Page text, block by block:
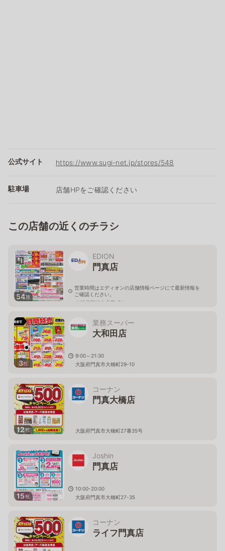
公式サイト https://www.sugi-net.jp/stores/548
駐車場 店舗HPをご確認ください
この店舗の近くのチラシ
54枚
EDION
門真店
営業時間はエディオンの店舗情報ページにて最新情報を
ご確認ください。
大阪府門真市舟田町24-1
3枚
業務スーパー
大和田店
9:00～21:30
大阪府門真市大橋町29-10
12枚
コーナン
門真大橋店
大阪府門真市大橋町27番35号
15枚
Joshin
門真店
10:00-20:00
大阪府門真市大橋町27-35
コーナン
ライフ門真店